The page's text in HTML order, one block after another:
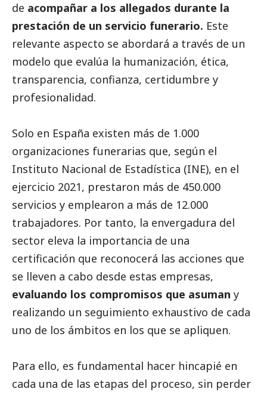
de acompañar a los allegados durante la
prestación de un servicio funerario. Este
relevante aspecto se abordará a través de un
modelo que evalúa la humanización, ética,
transparencia, confianza, certidumbre y
profesionalidad.
Solo en España existen más de 1.000
organizaciones funerarias que, según el
Instituto Nacional de Estadística (INE), en el
ejercicio 2021, prestaron más de 450.000
servicios y emplearon a más de 12.000
trabajadores. Por tanto, la envergadura del
sector eleva la importancia de una
certificación que reconocerá las acciones que
se lleven a cabo desde estas empresas,
evaluando los compromisos que asuman y
realizando un seguimiento exhaustivo de cada
uno de los ámbitos en los que se apliquen.
Para ello, es fundamental hacer hincapié en
cada una de las etapas del proceso, sin perder